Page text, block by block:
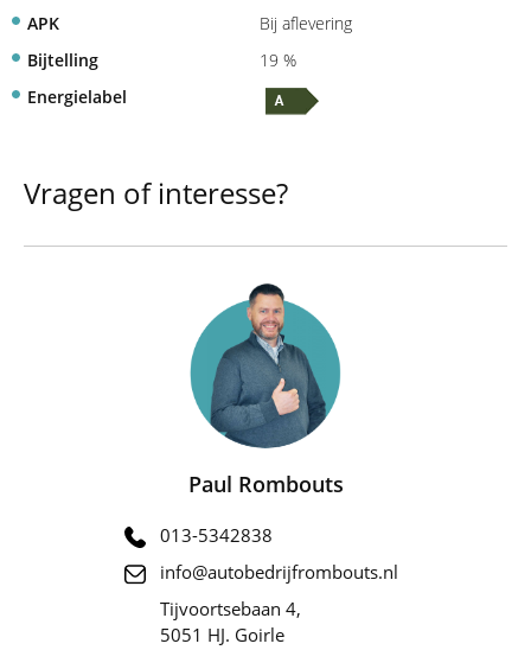
APK
Bij aflevering
Bijtelling
19 %
Energielabel
Vragen of interesse?
Paul Rombouts
013-5342838
info@autobedrijfrombouts.nl
Tijvoortsebaan 4,
5051 HJ. Goirle